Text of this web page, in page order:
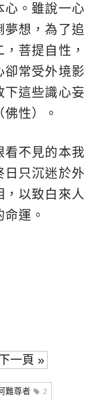
心。雖說一心
夢想，為了追
菩提自性，
卻常受外境影
下這些識心妄
性）。
看不見的本我
日只沉迷於外
，以致白來人
運。
一頁 »
難尊者 2